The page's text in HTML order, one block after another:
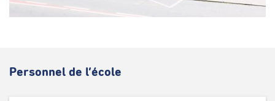
Personnel de l’école